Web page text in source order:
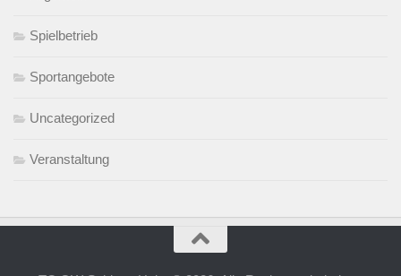
Spielbetrieb
Sportangebote
Uncategorized
Veranstaltung